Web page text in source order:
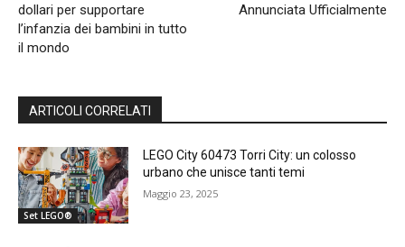
dollari per supportare
l’infanzia dei bambini in tutto
il mondo
Annunciata Ufficialmente
ARTICOLI CORRELATI
Set LEGO®
LEGO City 60473 Torri City: un colosso
urbano che unisce tanti temi
Maggio 23, 2025